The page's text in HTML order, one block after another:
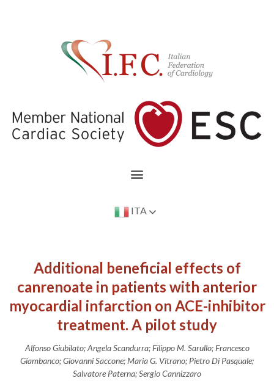
ITA
Additional beneficial effects of
canrenoate in patients with anterior
myocardial infarction on ACE-inhibitor
treatment. A pilot study
Alfonso Giubilato; Angela Scandurra; Filippo M. Sarullo; Francesco
Giambanco; Giovanni Saccone; Maria G. Vitrano; Pietro Di Pasquale;
Salvatore Paterna; Sergio Cannizzaro